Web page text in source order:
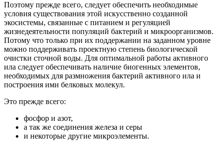
Поэтому прежде всего, следует обеспечить необходимые
условия существования этой искусственно созданной
экосистемы, связанные с питанием и регуляцией
жизнедеятельности популяций бактерий и микроорганизмов.
Потому что только при их поддержании на заданном уровне
можно поддерживать проектную степень биологической
очистки сточной воды. Для оптимальной работы активного
ила следует обеспечивать наличие биогенных элементов,
необходимых для размножения бактерий активного ила и
построения ими белковых молекул.
Это прежде всего:
фосфор и азот,
а так же соединения железа и серы
и некоторые другие микроэлементы.